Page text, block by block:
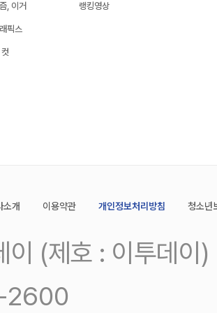
, 이거
픽스
랭킹영상
소개 이용약관 개인정보처리방침 청소년
이 (제호 : 이투데
2600